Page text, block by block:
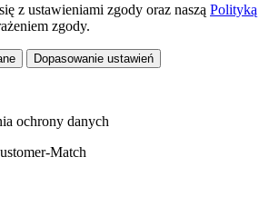
z ustawieniami zgody oraz naszą Polityką
zgody.
Dopasowanie ustawień
ochrony danych
Match